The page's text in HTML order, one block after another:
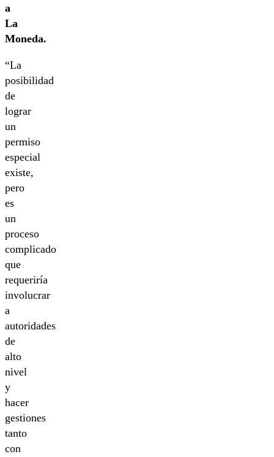
a
La
Moneda.
“La
posibilidad
de
lograr
un
permiso
especial
existe,
pero
es
un
proceso
complicado
que
requeriría
involucrar
a
autoridades
de
alto
nivel
y
hacer
gestiones
tanto
con